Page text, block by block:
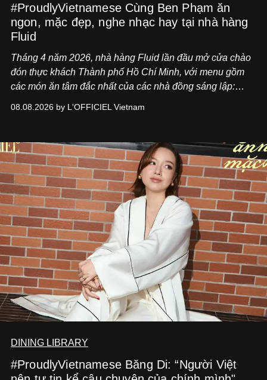
#ProudlyVietnamese Cùng Ben Phạm ăn
ngon, mặc đẹp, nghe nhạc hay tại nhà hàng
Fluid
Tháng 4 năm 2026, nhà hàng Fluid lần đầu mở cửa chào
đón thực khách Thành phố Hồ Chí Minh, với menu gồm
các món ăn tâm đắc nhất của các nhà đồng sáng lập:
món ăn đa dạng từ Á đến Âu nhanh chóng được yêu thích
mang đến niềm vui cho thực khách.
08.08.2026 by L'OFFICIEL Vietnam
DINING LIBRARY
#ProudlyVietnamese Băng Di: “Người Việt